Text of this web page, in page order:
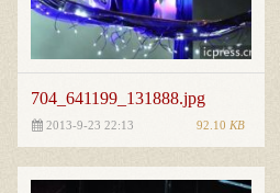
704_641199_131888.jpg
2013-9-23 22:13 92.10 KB